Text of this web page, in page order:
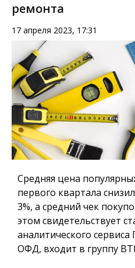
ремонта
17 апреля 2023, 17:31
Средняя цена
первого квартала
3%, а средний чек
этом свидетельствует
аналитического
ОФД, входит в группу